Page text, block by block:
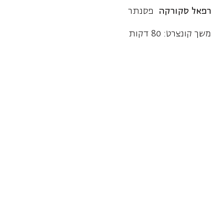
רפאל סקורקה פסנתר
משך קונצרט: 80 דקות